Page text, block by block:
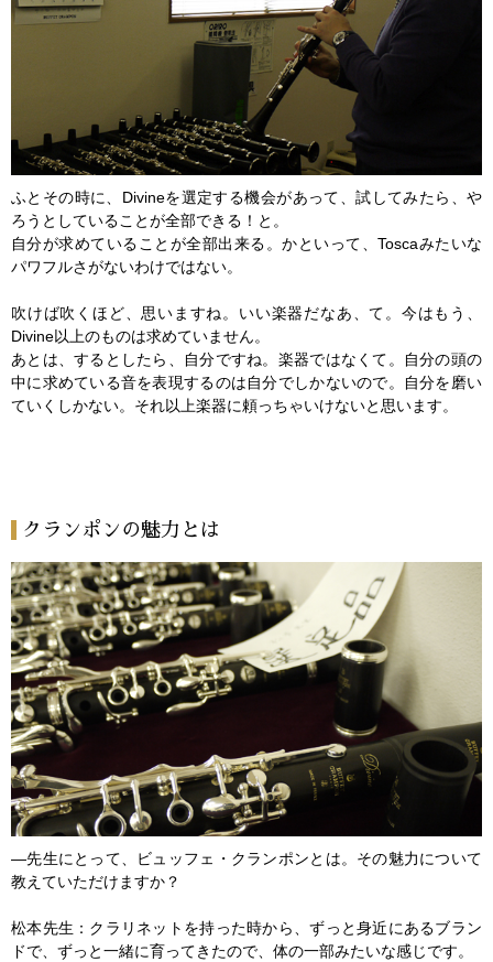
ふとその時に、Divineを選定する機会があって、試してみたら、や
ろうとしていることが全部できる！と。
自分が求めていることが全部出来る。かといって、Toscaみたいな
パワフルさがないわけではない。
吹けば吹くほど、思いますね。いい楽器だなあ、て。今はもう、
Divine以上のものは求めていません。
あとは、するとしたら、自分ですね。楽器ではなくて。自分の頭の
中に求めている音を表現するのは自分でしかないので。自分を磨い
ていくしかない。それ以上楽器に頼っちゃいけないと思います。
クランポンの魅力とは
―先生にとって、ビュッフェ・クランポンとは。その魅力について
教えていただけますか？
松本先生：クラリネットを持った時から、ずっと身近にあるブラン
ドで、ずっと一緒に育ってきたので、体の一部みたいな感じです。